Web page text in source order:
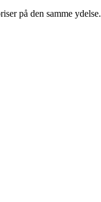
på den samme ydelse.